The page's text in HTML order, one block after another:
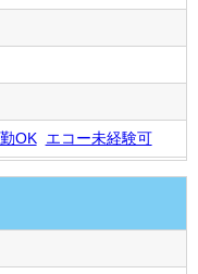
OK エコー未経験可